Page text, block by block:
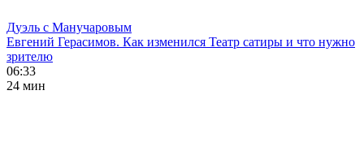
Дуэль с Манучаровым
Евгений Герасимов. Как изменился Театр сатиры и что нужно
зрителю
06:33
24 мин